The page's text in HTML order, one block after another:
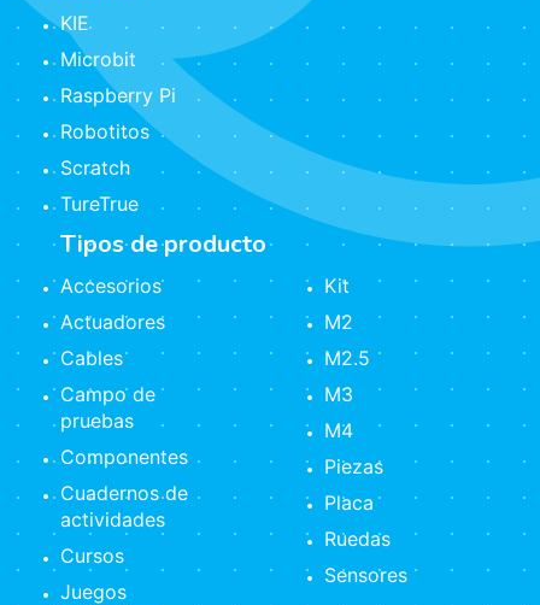
KIE
Microbit
Raspberry Pi
Robotitos
Scratch
TureTrue
Tipos de producto
Accesorios
Actuadores
Cables
Campo de
pruebas
Componentes
Cuadernos de
actividades
Cursos
Juegos
Kit
M2
M2.5
M3
M4
Piezas
Placa
Ruedas
Sensores